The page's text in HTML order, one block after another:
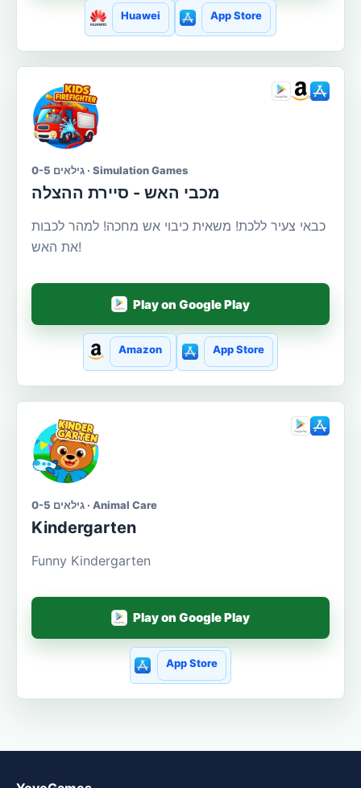
Huawei App Store
גילאים 0-5 · Simulation Games
מכבי האש - סיירת ההצלה
כבאי צעיר ללכת! משאית כיבוי אש מחכה! למהר לכבות
את האש!
Play on Google Play
Amazon App Store
גילאים 0-5 · Animal Care
Kindergarten
Funny Kindergarten
Play on Google Play
App Store